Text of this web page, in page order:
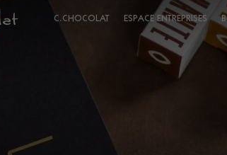
C.CHOCOLAT ESPACE ENTREPRISES